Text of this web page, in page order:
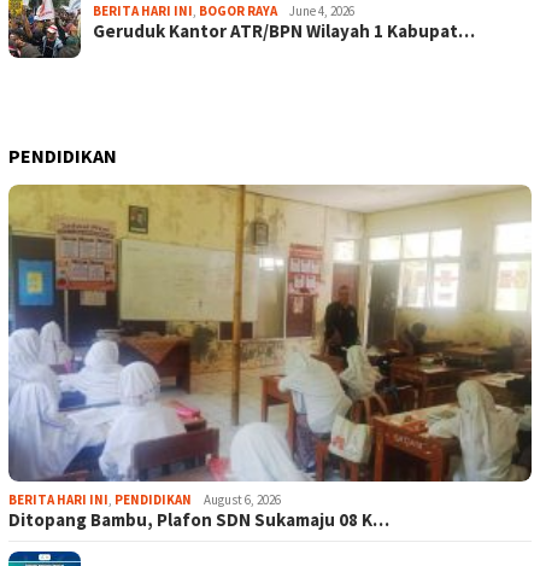
BERITA HARI INI BOGOR RAYA June 4, 2026
Geruduk Kantor ATR/BPN Wilayah 1 Kabupat…
PENDIDIKAN
BERITA HARI INI PENDIDIKAN August 6, 2026
Ditopang Bambu, Plafon SDN Sukamaju 08 K…